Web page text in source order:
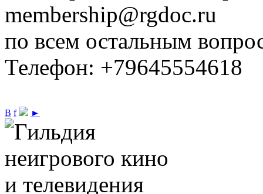
membership@rgdoc.ru
по всем остальным
Телефон: +79645554618
В f ►